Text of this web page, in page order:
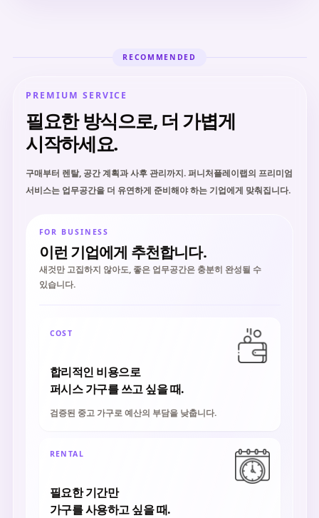
RECOMMENDED
PREMIUM SERVICE
필요한 방식으로, 더 가볍게
시작하세요.
구매부터 렌탈, 공간 계획과 사후 관리까지. 퍼니처플레이랩의 프리미엄
서비스는 업무공간을 더 유연하게 준비해야 하는 기업에게 맞춰집니다.
FOR BUSINESS
이런 기업에게 추천합니다.
새것만 고집하지 않아도, 좋은 업무공간은 충분히 완성될 수
있습니다.
COST
합리적인 비용으로
퍼시스 가구를 쓰고 싶을 때.
검증된 중고 가구로 예산의 부담을 낮춥니다.
RENTAL
필요한 기간만
가구를 사용하고 싶을 때.